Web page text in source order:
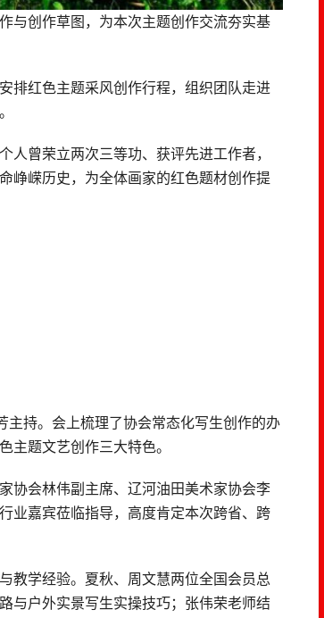
与创作草图，为本次主题创作交流夯实基
排红色主题采风创作行程，组织团队走进
曾荣立两次三等功、获评先进工作者，
峥嵘历史，为全体画家的红色题材创作提
持。会上梳理了协会常态化写生创作的办
主题文艺创作三大特色。
协会林伟副主席、辽河油田美术家协会李
业嘉宾莅临指导，高度肯定本次跨省、跨
教学经验。夏秋、周文慧两位全国会员总
与户外实景写生实操技巧；张伟荣老师结